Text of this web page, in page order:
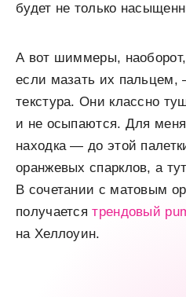
будет не только
А вот шиммеры,
если мазать их пальцем,
текстура. Они классно
и не осыпаются. Для
находка — до этой
оранжевых спарклов, а
В сочетании с матовым
получаетсятрендовый
на Хеллоуин.